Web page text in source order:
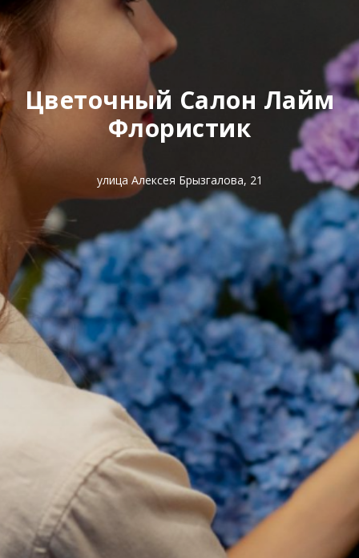
Цветочный Салон Лайм
Флористик
улица Алексея Брызгалова, 21